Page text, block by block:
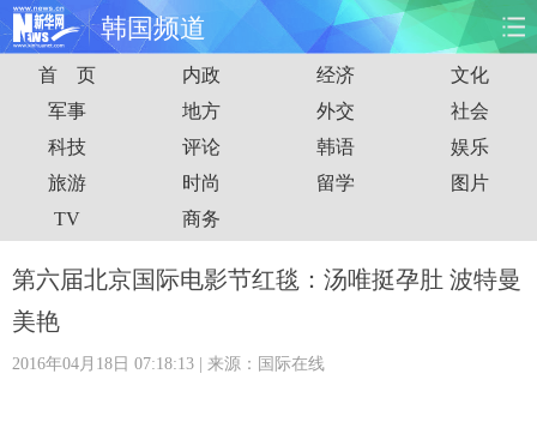
韩国频道
首页 时政 国际 财经
娱乐 体育 人事 教育
时尚 思客
港澳 台湾 华人 汽车
科技
首 页 内政 经济
文化
军事
地方 外交
社会
科技
评论 韩语
娱乐
旅游
时尚 留学
图片
TV
商务
第六届北京国际电影节红毯：汤唯挺孕肚 波特曼
美艳
2016年04月18日 07:18:13 | 来源：国际在线